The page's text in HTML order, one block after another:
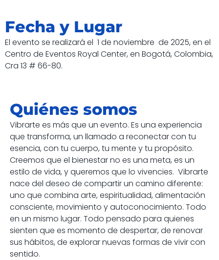
Fecha y Lugar
El evento se realizará el 1 de noviembre de 2025, en el
Centro de Eventos Royal Center, en Bogotá, Colombia,
Cra 13 # 66-80.
Quiénes somos
Vibrarte es más que un evento. Es una experiencia
que transforma, un llamado a reconectar con tu
esencia, con tu cuerpo, tu mente y tu propósito.
Creemos que el bienestar no es una meta, es un
estilo de vida, y queremos que lo vivencies. Vibrarte
nace del deseo de compartir un camino diferente:
uno que combina arte, espiritualidad, alimentación
consciente, movimiento y autoconocimiento. Todo
en un mismo lugar. Todo pensado para quienes
sienten que es momento de despertar, de renovar
sus hábitos, de explorar nuevas formas de vivir con
sentido.